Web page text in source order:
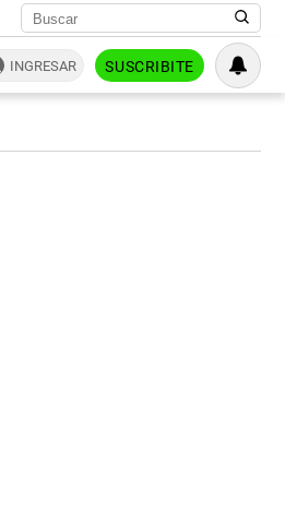
INGRESAR SUSCRIBITE